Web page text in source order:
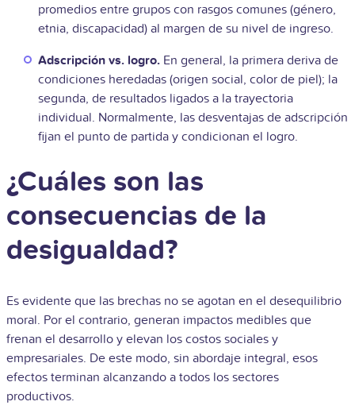
promedios entre grupos con rasgos comunes (género,
etnia, discapacidad) al margen de su nivel de ingreso.
Adscripción vs. logro. En general, la primera deriva de
condiciones heredadas (origen social, color de piel); la
segunda, de resultados ligados a la trayectoria
individual. Normalmente, las desventajas de adscripción
fijan el punto de partida y condicionan el logro.
¿Cuáles son las
consecuencias de la
desigualdad?
Es evidente que las brechas no se agotan en el desequilibrio
moral. Por el contrario, generan impactos medibles que
frenan el desarrollo y elevan los costos sociales y
empresariales. De este modo, sin abordaje integral, esos
efectos terminan alcanzando a todos los sectores
productivos.